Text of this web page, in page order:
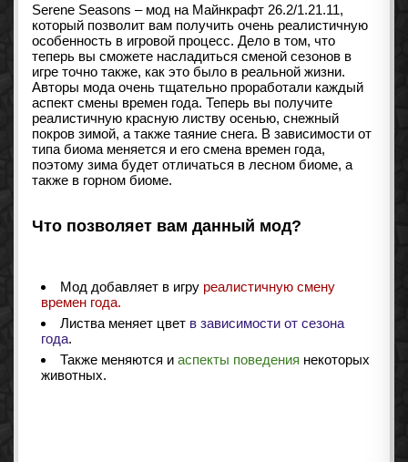
Serene Seasons – мод на Майнкрафт 26.2/1.21.11,
который позволит вам получить очень реалистичную
особенность в игровой процесс. Дело в том, что
теперь вы сможете насладиться сменой сезонов в
игре точно также, как это было в реальной жизни.
Авторы мода очень тщательно проработали каждый
аспект смены времен года. Теперь вы получите
реалистичную красную листву осенью, снежный
покров зимой, а также таяние снега. В зависимости от
типа биома меняется и его смена времен года,
поэтому зима будет отличаться в лесном биоме, а
также в горном биоме.
Что позволяет вам данный мод?
Мод добавляет в игру реалистичную смену
времен года.
Листва меняет цвет в зависимости от сезона
года.
Также меняются и аспекты поведения некоторых
животных.